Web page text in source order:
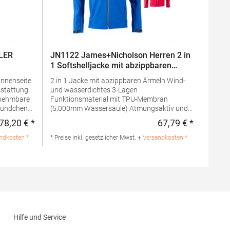
im
Regulärer Preis:
€ *
*
JN1122 James+Nicholson Herren 2 in
1 Softshelljacke mit abzippbaren
Ärmeln
2 in 1 Jacke mit abzippbaren Ärmeln Wind-
und wasserdichtes 3-Lagen
Funktionsmaterial mit TPU-Membran
(5.000mm Wassersäule) Atmungsaktiv und
Innenseite, kontrastfarbige Paspel an
Produktsicherheit: Herst.-Nr.:
Regulärer
67,79 € *
* Preise inkl. gesetzlicher Mwst. + Versandkosten *
Hilfe und Service